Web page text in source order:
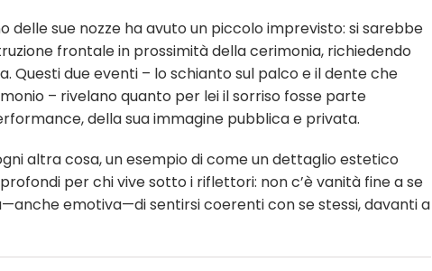
delle sue nozze ha avuto un piccolo imprevisto: si sarebbe
frontale in prossimità della cerimonia, richiedendo
Questi due eventi – lo schianto sul palco e il dente che
– rivelano quanto per lei il sorriso fosse parte
della sua immagine pubblica e privata.
altra cosa, un esempio di come un dettaglio estetico
per chi vive sotto i riflettori: non c’è vanità fine a se
emotiva—di sentirsi coerenti con se stessi, davanti a